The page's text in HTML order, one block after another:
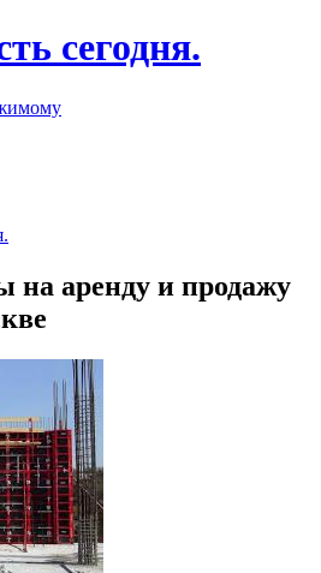
сегодня.
на аренду и продажу